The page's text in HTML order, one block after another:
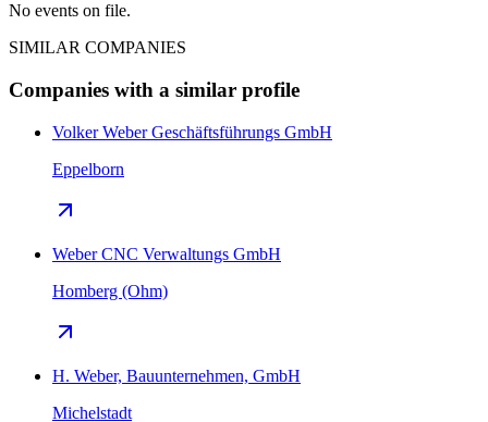
No events on file.
SIMILAR COMPANIES
Companies with a similar profile
Volker Weber Geschäftsführungs GmbH
Eppelborn
Weber CNC Verwaltungs GmbH
Homberg (Ohm)
H. Weber, Bauunternehmen, GmbH
Michelstadt